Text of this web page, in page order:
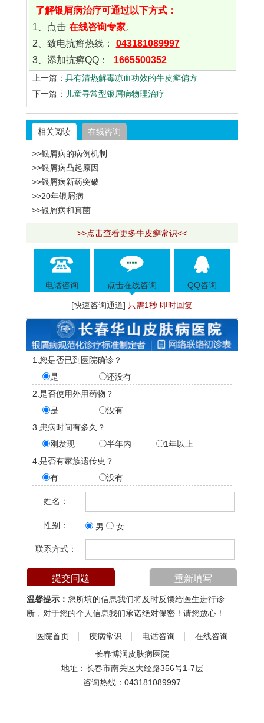
了解银屑病治疗可通过以下方式：
1、点击 在线咨询专家。
2、致电抗癣热线：
043181089997
3、添加抗癣QQ：
1665500352
上一篇： 具有清热解毒凉血功效的牛皮癣偏方
下一篇： 儿童寻常型银屑病物理治疗
相关阅读 在线咨询
>>银屑病的病例机制
>>银屑病凸起原因
>>银屑病新药突破
>>20年银屑病
>>银屑病和真菌
>>点击查看更多牛皮癣常识<<
电话咨询 点击在线咨询 QQ咨询
[快速咨询通道] 只需1秒 即时回复
1.您是否已到医院确诊？
是
还没有
2.是否使用外用药物？
是
没有
3.患病时间有多久？
刚发现
半年内
1年以上
4.是否有家族遗传史？
有
没有
姓名：
性别： 男 女
联系方式：
温馨提示： 您所填的信息我们将及时反馈给医生进行诊
断，对于您的个人信息我们承诺绝对保密！请您放心！
医院首页 疾病常识 电话咨询
在线咨询
长春博润皮肤病医院
地址：长春市南关区大经路356号1-7层
咨询热线： 043181089997